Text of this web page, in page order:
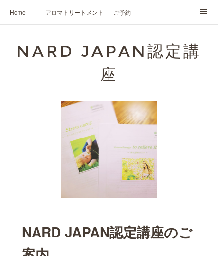
Home アロマトリートメント ご予約
NARD JAPAN認定講
座
NARD JAPAN認定講座のご